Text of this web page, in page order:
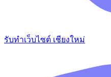
รับทำเว็บไซต์ เชียงใหม่